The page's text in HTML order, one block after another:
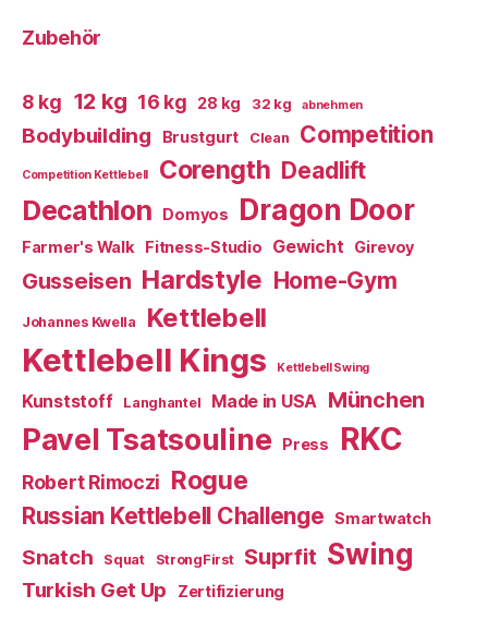
Zubehör
8 kg 12 kg 16 kg 28 kg 32 kg abnehmen
Bodybuilding Brustgurt Clean Competition
Competition Kettlebell Corength Deadlift
Decathlon Domyos Dragon Door
Farmer's Walk Fitness-Studio Gewicht Girevoy
Gusseisen Hardstyle Home-Gym
Johannes Kwella Kettlebell
Kettlebell Kings Kettlebell Swing
Kunststoff Langhantel Made in USA München
Pavel Tsatsouline Press RKC
Robert Rimoczi Rogue
Russian Kettlebell Challenge Smartwatch
Snatch Squat StrongFirst Suprfit Swing
Turkish Get Up Zertifizierung